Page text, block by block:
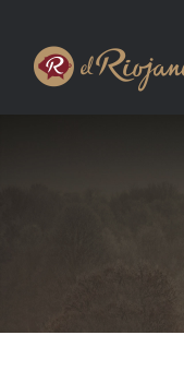
content